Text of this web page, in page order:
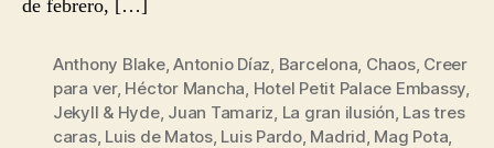
de febrero, […]
Anthony Blake,Antonio Díaz Barcelona Chaos, Creer
para ver, Héctor Mancha Hotel Petit Palace Embassy
Jekyll & Hyde, Juan Tamariz La gran ilusión Las tres
caras, Luis de Matos, Luis Pardo, Madrid Mag Pota